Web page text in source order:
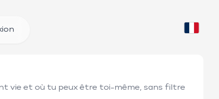
vie et où tu peux être toi-même, sans filtre